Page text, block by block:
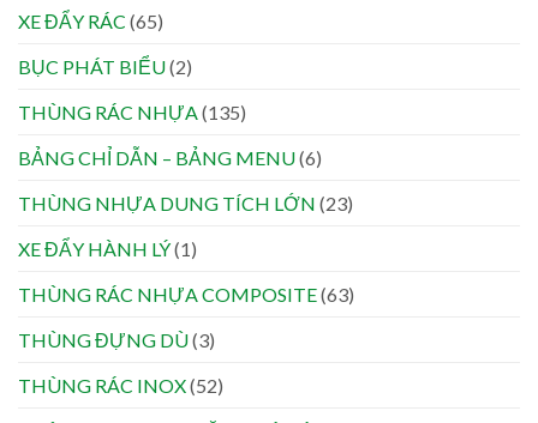
XE ĐẨY RÁC (65)
BỤC PHÁT BIỂU(2)
THÙNG RÁC NHỰA (135)
BẢNG CHỈ DẪN – BẢNG MENU(6)
THÙNG NHỰA DUNG TÍCH LỚN (23)
XE ĐẨY HÀNH LÝ(1)
THÙNG RÁC NHỰA COMPOSITE(63)
THÙNG ĐỰNG DÙ(3)
THÙNG RÁC INOX(52)